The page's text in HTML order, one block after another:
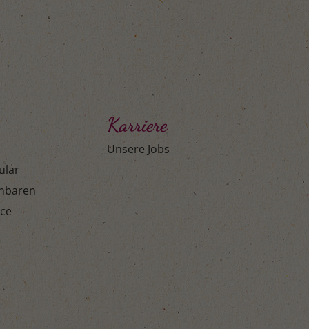
Karriere
Unsere Jobs